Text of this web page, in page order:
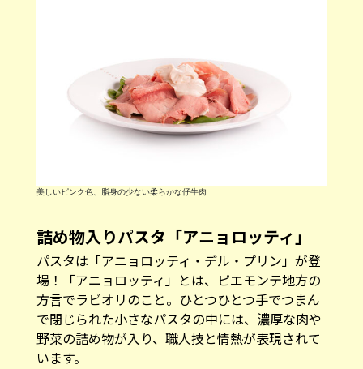
美しいピンク色、脂身の少ない柔らかな仔牛肉
詰め物入りパスタ「アニョロッティ」
パスタは「アニョロッティ・デル・プリン」が登
場！「アニョロッティ」とは、ピエモンテ地方の
方言でラビオリのこと。ひとつひとつ手でつまん
で閉じられた小さなパスタの中には、濃厚な肉や
野菜の詰め物が入り、職人技と情熱が表現されて
います。